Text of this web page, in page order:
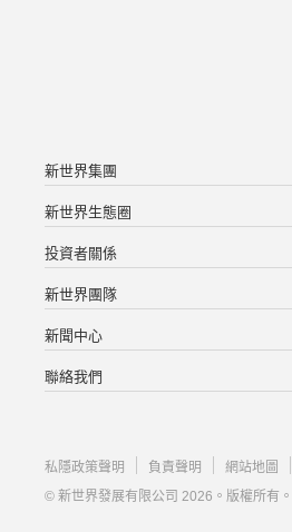
新世界集團
新世界生態圈
投資者關係
新世界團隊
新聞中心
聯絡我們
私隱政策聲明 負責聲明 網站地圖
© 新世界發展有限公司 2026。版權所有。